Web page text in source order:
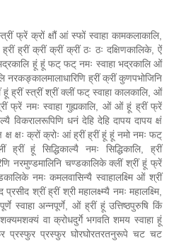
फ्रें क्रों क्षौं आं स्फों स्वाहा कामकलाकालि,
ह्रीं क्रीं क्रीं क्रीं ठः ठः दक्षिणकालिके, ऐं
हूं हूं फट् फट् नमः स्वाहा भद्रकालि ओं
नरकङ्कालमालाधारिणि ह्रीं क्रीं कुणपभोजिनि
ह्रीं स्त्रीं श्रीं क्लीं फट् स्वाहा कालकालि, ओं
फ्रें नमः स्वाहा गुह्यकालि, ओं ओं हूं ह्रीं फ्रें
विकरालरूपिणि धनं देहि देहि दापय दापय क्षं
क्ष क्ष क्षः क्रों क्रोः आं ह्रीं ह्रीं हूं हूं नमो नमः फट्
हूं सिद्धिकाल्यै नमः सिद्धिकालि, ह्रीं
नरमुण्डमालिनि चण्डकालिके क्लीं श्रीं हूं फ्रें
नमः कमलवासिन्यै स्वाहालक्ष्मि ओं श्रीं
श्रीं ह्रीं श्री महालक्ष्म्यै नमः महालक्ष्मि,
स्वाहा अन्नपूर्णे, ओं ह्रीं हूं उत्तिष्ठपुरुषि किं
वा क्रोधदुर्गे भगवति शमय स्वाहा हूं
प्रस्फुर प्रस्फुर घोरघोरतरतनुरूपे चट चट